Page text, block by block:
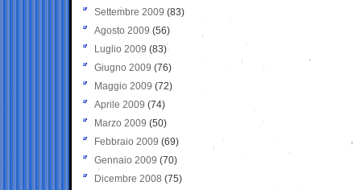
Settembre 2009 (83)
Agosto 2009 (56)
Luglio 2009 (83)
Giugno 2009 (76)
Maggio 2009 (72)
Aprile 2009 (74)
Marzo 2009 (50)
Febbraio 2009 (69)
Gennaio 2009 (70)
Dicembre 2008 (75)